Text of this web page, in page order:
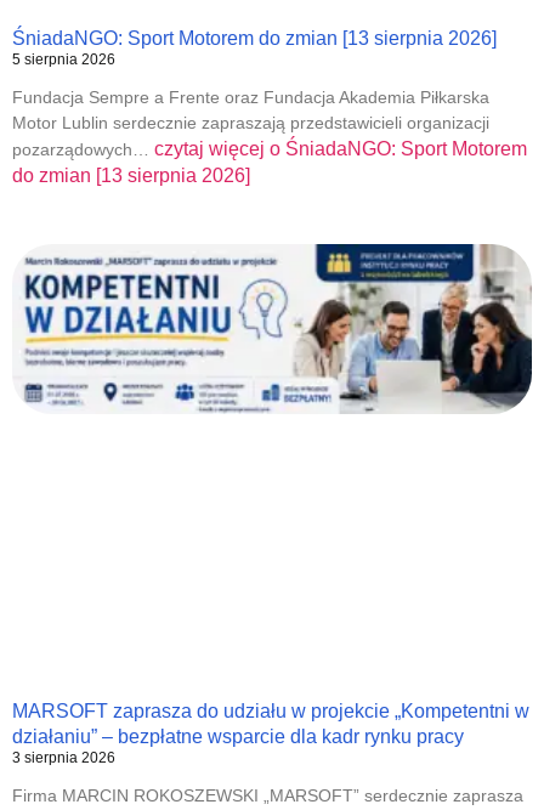
ŚniadaNGO: Sport Motorem do zmian [13 sierpnia 2026]
5 sierpnia 2026
Fundacja Sempre a Frente oraz Fundacja Akademia Piłkarska
Motor Lublin serdecznie zapraszają przedstawicieli organizacji
pozarządowych… czytaj więcej o ŚniadaNGO: Sport Motorem
do zmian [13 sierpnia 2026]
MARSOFT zaprasza do udziału w projekcie „Kompetentni w
działaniu” – bezpłatne wsparcie dla kadr rynku pracy
3 sierpnia 2026
Firma MARCIN ROKOSZEWSKI „MARSOFT” serdecznie zaprasza